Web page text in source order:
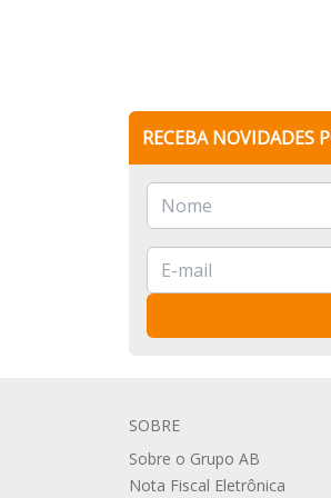
RECEBA NOVIDADES
SOBRE
Sobre o Grupo AB
Nota Fiscal Eletrônica